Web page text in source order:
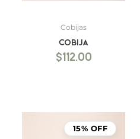
Cobijas
Cobija
$112.00
15% OFF